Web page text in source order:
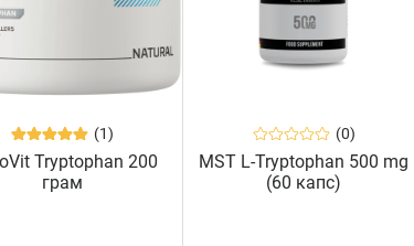
(1)
Tryptophan 200
грам
(0)
MST L-Tryptophan 500 mg
(60 капс)